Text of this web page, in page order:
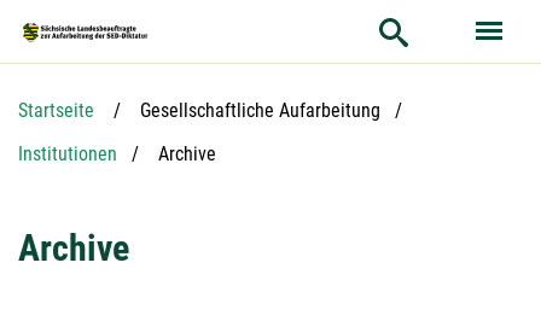
Service
Startseite
Gesellschaftliche Aufarbeitung
Institutionen
Aktuelle Seite:
Archive
Archive